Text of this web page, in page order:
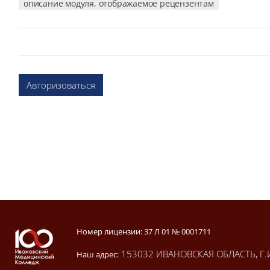
описание модуля, отображаемое рецензентам
Авторизоваться
Блоки
Номер лицензии: 37 Л 01 № 0001711
Наш адрес: 153032 ИВАНОВСКАЯ ОБЛАСТЬ,